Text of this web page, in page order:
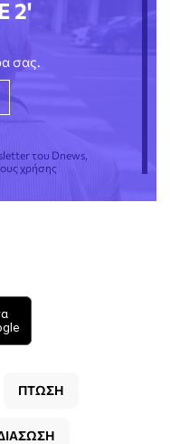
2'
σας.
του Dnews,
χρήσης
ΠΤΩΣΗ